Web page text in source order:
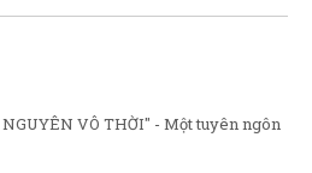
VÔ THỜI" - Một tuyên ngôn